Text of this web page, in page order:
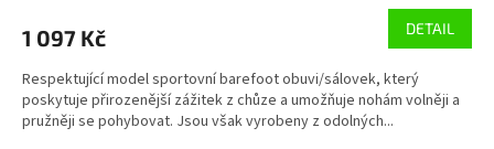
1 097 Kč DETAIL
Respektující model sportovní barefoot obuvi/sálovek, který
poskytuje přirozenější zážitek z chůze a umožňuje nohám volněji a
pružněji se pohybovat. Jsou však vyrobeny z odolných...